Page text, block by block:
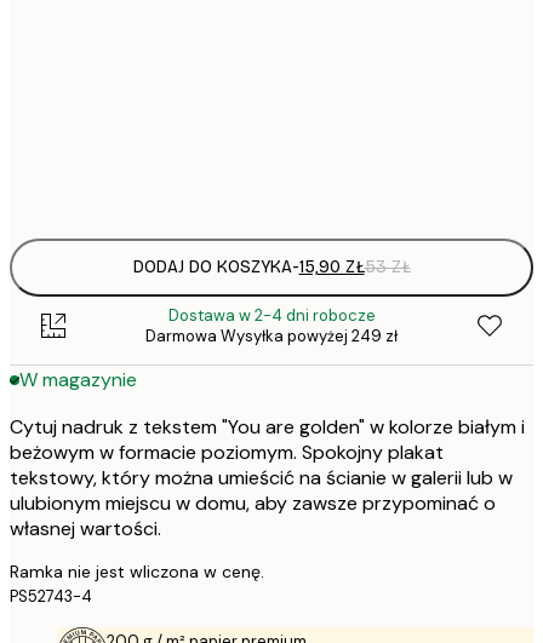
DODAJ DO KOSZYKA-15,90 ZŁ53 ZŁ
Dostawa w 2-4 dni robocze
Darmowa Wysyłka powyżej 249 zł
W magazynie
Cytuj nadruk z tekstem "You are golden" w kolorze białym i
beżowym w formacie poziomym. Spokojny plakat
tekstowy, który można umieścić na ścianie w galerii lub w
ulubionym miejscu w domu, aby zawsze przypominać o
własnej wartości.
Ramka nie jest wliczona w cenę.
PS52743-4